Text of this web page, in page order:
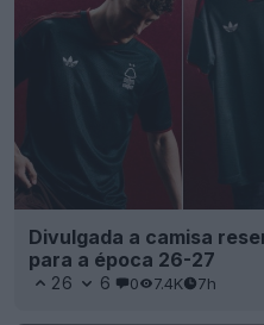
Divulgada a camisa
para a época 26-27
26 6 0 7.4K 7h